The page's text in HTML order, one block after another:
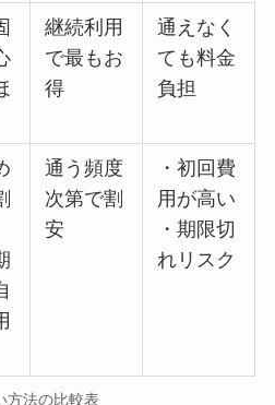
継続利用
で最もお
得
通えなく
ても料金
負担
通う頻度
次第で割
安
・初回費
用が高い
・期限切
れリスク
方法の比較表